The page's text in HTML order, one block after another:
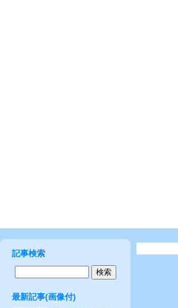
記事検索
最新記事(画像付)